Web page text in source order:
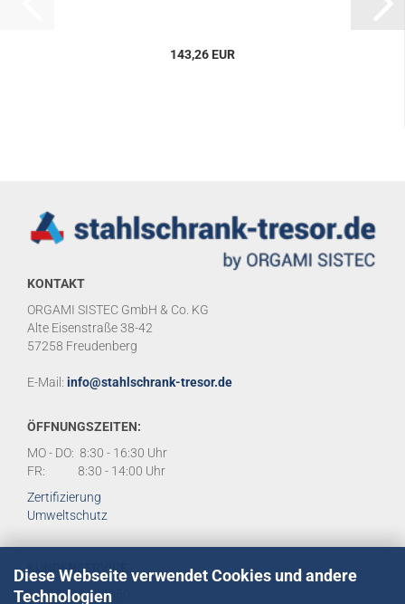
Diese Webseite verwendet Cookies und andere
Technologien
143,26 EUR
KONTAKT
ORGAMI SISTEC GmbH & Co. KG
Alte Eisenstraße 38-42
57258 Freudenberg
E-Mail: info@stahlschrank-tresor.de
ÖFFNUNGSZEITEN:
MO - DO: 8:30 - 16:30 Uhr
FR: 8:30 - 14:00 Uhr
Zertifizierung
Umweltschutz
KUNDENSERVICE
Tel:02734 284950